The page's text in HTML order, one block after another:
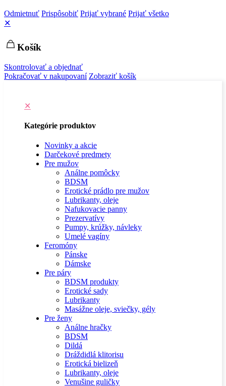
Odmietnuť Prispôsobiť Prijať vybrané Prijať všetko
✕
Košík
Skontrolovať a objednať
Pokračovať v nakupovaní Zobraziť košík
✕
Kategórie produktov
Novinky a akcie
Darčekové predmety
Pre mužov
Análne pomôcky
BDSM
Erotické prádlo pre mužov
Lubrikanty, oleje
Nafukovacie panny
Prezervatívy
Pumpy, krúžky, návleky
Umelé vagíny
Feromóny
Pánske
Dámske
Pre páry
BDSM produkty
Erotické sady
Lubrikanty
Masážne oleje, sviečky, gély
Pre ženy
Análne hračky
BDSM
Dildá
Dráždidlá klitorisu
Erotická bielizeň
Lubrikanty, oleje
Venušine guličky